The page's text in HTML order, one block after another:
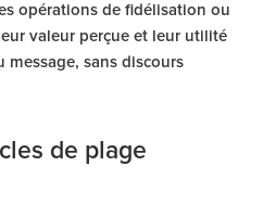
opérations de fidélisation ou
valeur perçue et leur utilité
message, sans discours
de plage